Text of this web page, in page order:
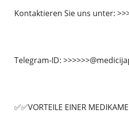
Kontaktieren Sie uns unter:
Telegram-ID:
✅✅VORTEILE EINER